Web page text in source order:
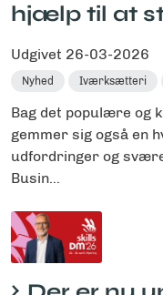
hjælp til at
Udgivet 26-03-2026
Nyhed Iværksætteri
Bag det populære og
gemmer sig også en
udfordringer og
Busin...